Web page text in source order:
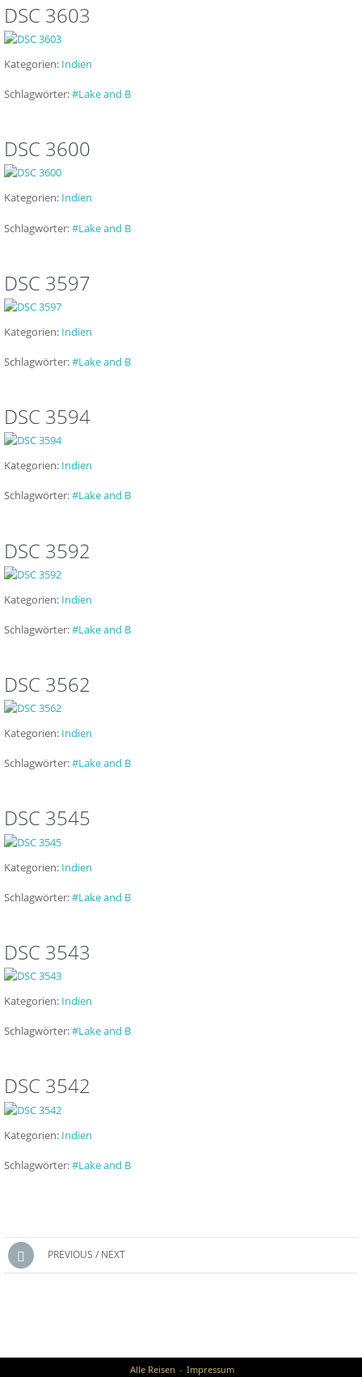
DSC 3603
Kategorien: Indien
Schlagwörter:#Lake and B
DSC 3600
Kategorien: Indien
Schlagwörter:#Lake and B
DSC 3597
Kategorien: Indien
Schlagwörter:#Lake and B
DSC 3594
Kategorien: Indien
Schlagwörter:#Lake and B
DSC 3592
Kategorien: Indien
Schlagwörter:#Lake and B
DSC 3562
Kategorien: Indien
Schlagwörter:#Lake and B
DSC 3545
Kategorien: Indien
Schlagwörter:#Lake and B
DSC 3543
Kategorien: Indien
Schlagwörter:#Lake and B
DSC 3542
Kategorien: Indien
Schlagwörter:#Lake and B
Posts
navigation
PREVIOUS / NEXT
Alle Reisen Impressum